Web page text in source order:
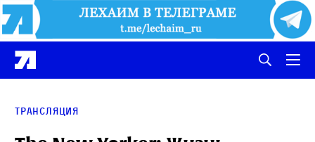
трансляция